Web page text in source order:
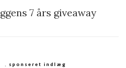
7 års giveaway
, sponseret indlæg